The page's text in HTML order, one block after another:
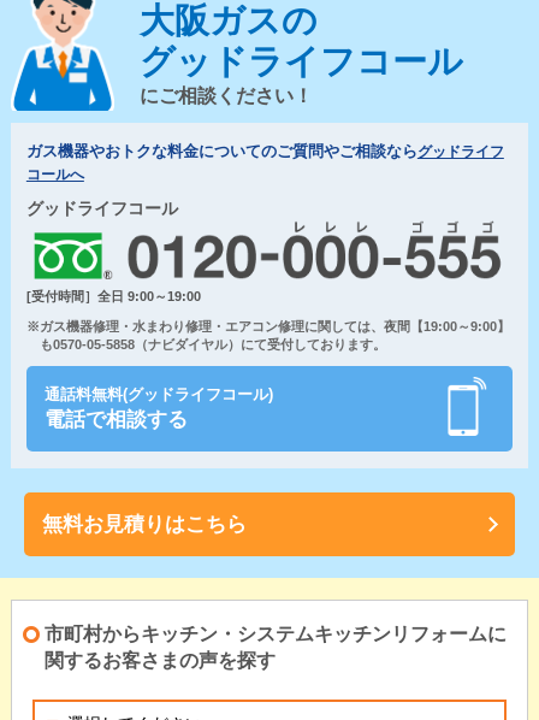
大阪ガスの
グッドライフコール
にご相談ください！
ガス機器やおトクな料金についてのご質問やご相談ならグッドライフ
コールへ
グッドライフコール
[受付時間］全日 9:00～19:00
※ガス機器修理・水まわり修理・エアコン修理に関しては、夜間【19:00～9:00】
も0570-05-5858（ナビダイヤル）にて受付しております。
通話料無料(グッドライフコール)
電話で相談する
無料お見積りはこちら
市町村からキッチン・システムキッチンリフォームに
関するお客さまの声を探す